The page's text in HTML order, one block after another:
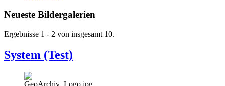
Neueste Bildergalerien
Ergebnisse 1 - 2 von insgesamt 10.
System (Test)